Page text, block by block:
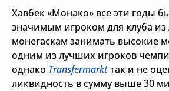
Хавбек «Монако» все эти годы
значимым игроком для клуба из
монегаскам занимать высокие
одним из лучших игроков
однако Transfermarktтак и не
ликвидность в сумму выше 30